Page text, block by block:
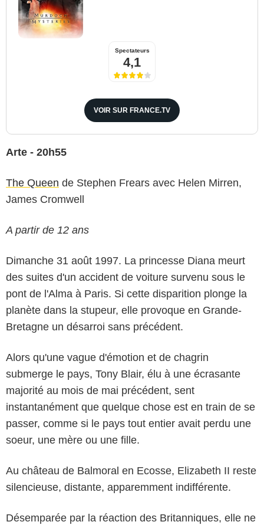
Spectateurs
4,1
VOIR SUR FRANCE.TV
Arte - 20h55
The Queen de Stephen Frears avec Helen Mirren,
James Cromwell
A partir de 12 ans
Dimanche 31 août 1997. La princesse Diana meurt
des suites d'un accident de voiture survenu sous le
pont de l'Alma à Paris. Si cette disparition plonge la
planète dans la stupeur, elle provoque en Grande-
Bretagne un désarroi sans précédent.
Alors qu'une vague d'émotion et de chagrin
submerge le pays, Tony Blair, élu à une écrasante
majorité au mois de mai précédent, sent
instantanément que quelque chose est en train de se
passer, comme si le pays tout entier avait perdu une
soeur, une mère ou une fille.
Au château de Balmoral en Ecosse, Elizabeth II reste
silencieuse, distante, apparemment indifférente.
Désemparée par la réaction des Britanniques, elle ne